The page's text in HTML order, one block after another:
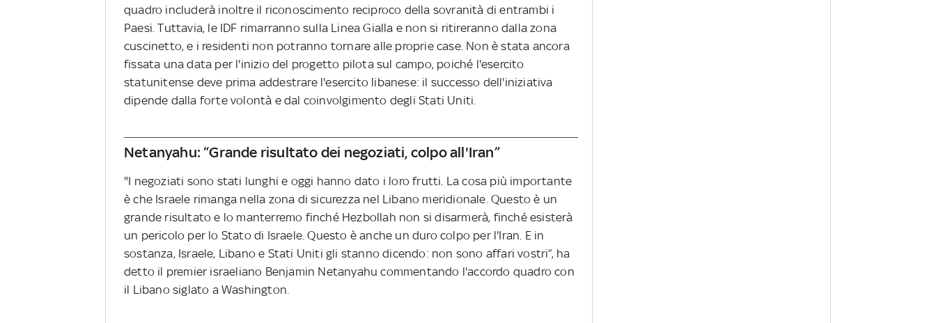
quadro includerà inoltre il riconoscimento reciproco della sovranità di entrambi i
Paesi. Tuttavia, le IDF rimarranno sulla Linea Gialla e non si ritireranno dalla zona
cuscinetto, e i residenti non potranno tornare alle proprie case. Non è stata ancora
fissata una data per l'inizio del progetto pilota sul campo, poiché l'esercito
statunitense deve prima addestrare l'esercito libanese: il successo dell'iniziativa
dipende dalla forte volontà e dal coinvolgimento degli Stati Uniti.
Netanyahu: “Grande risultato dei negoziati, colpo all'Iran”
"I negoziati sono stati lunghi e oggi hanno dato i loro frutti. La cosa più importante
è che Israele rimanga nella zona di sicurezza nel Libano meridionale. Questo è un
grande risultato e lo manterremo finché Hezbollah non si disarmerà, finché esisterà
un pericolo per lo Stato di Israele. Questo è anche un duro colpo per l'Iran. E in
sostanza, Israele, Libano e Stati Uniti gli stanno dicendo: non sono affari vostri”, ha
detto il premier israeliano Benjamin Netanyahu commentando l'accordo quadro con
il Libano siglato a Washington.